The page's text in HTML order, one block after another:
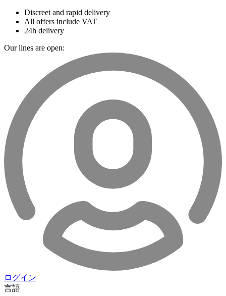
Discreet and rapid delivery
All offers include VAT
24h delivery
Our lines are open:
ログイン
言語